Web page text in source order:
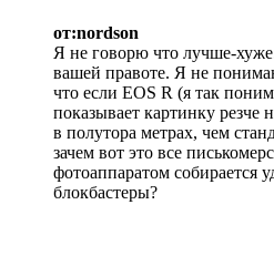
от:nordson
Я не говорю что лучше-
вашей правоте. Я не
что если EOS R (я так
показывает картинку резче
в полутора метрах, чем
зачем вот это все
фотоаппаратом собирается
блокбастеры?